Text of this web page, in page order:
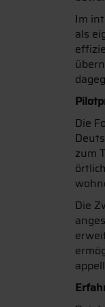
Im
als
Die
zum
Die